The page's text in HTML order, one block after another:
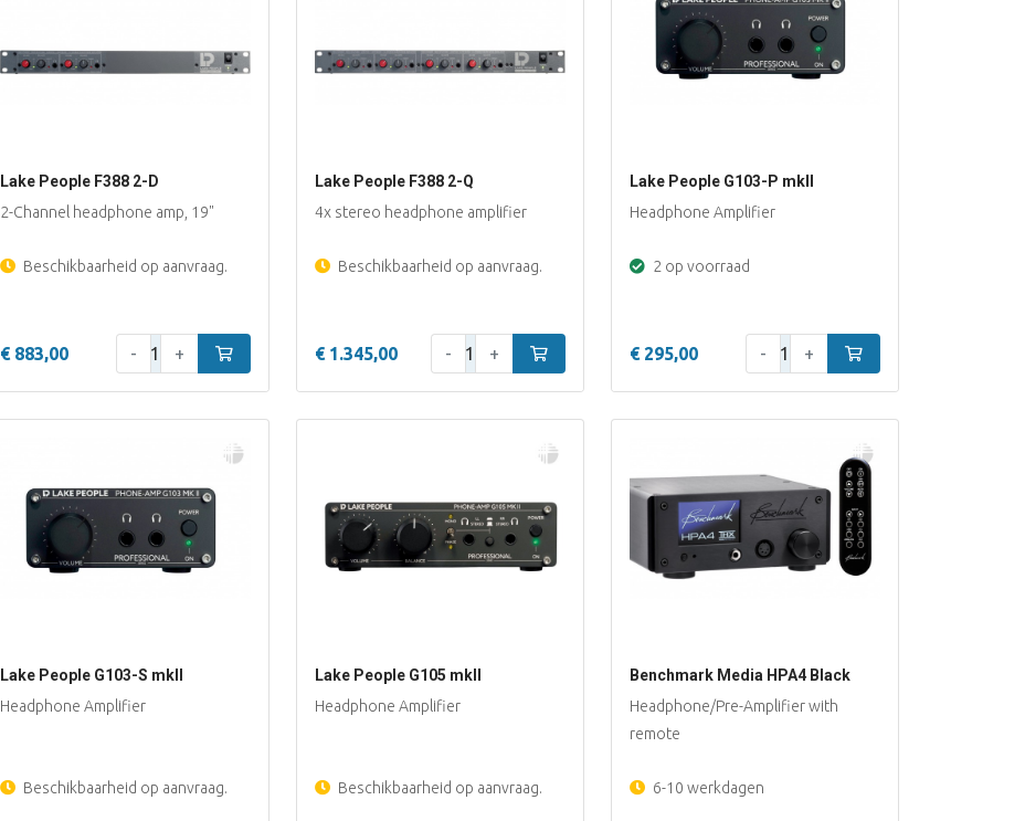
Lake People F388 2-D
2-Channel headphone amp, 19"
Beschikbaarheid op aanvraag.
€ 883,00 Aantal:
- + In winkelwagen
Lake People F388 2-Q
4x stereo headphone amplifier
Beschikbaarheid op aanvraag.
€ 1.345,00 Aantal:
- + In winkelwagen
Lake People G103-P mkII
Headphone Amplifier
2 op voorraad
€ 295,00 Aantal:
- + In winkelwagen
Lake People G103-S mkII
Headphone Amplifier
Beschikbaarheid op aanvraag.
Lake People G105 mkII
Headphone Amplifier
Beschikbaarheid op aanvraag.
Benchmark Media HPA4 Black
Headphone/Pre-Amplifier with
remote
6-10 werkdagen